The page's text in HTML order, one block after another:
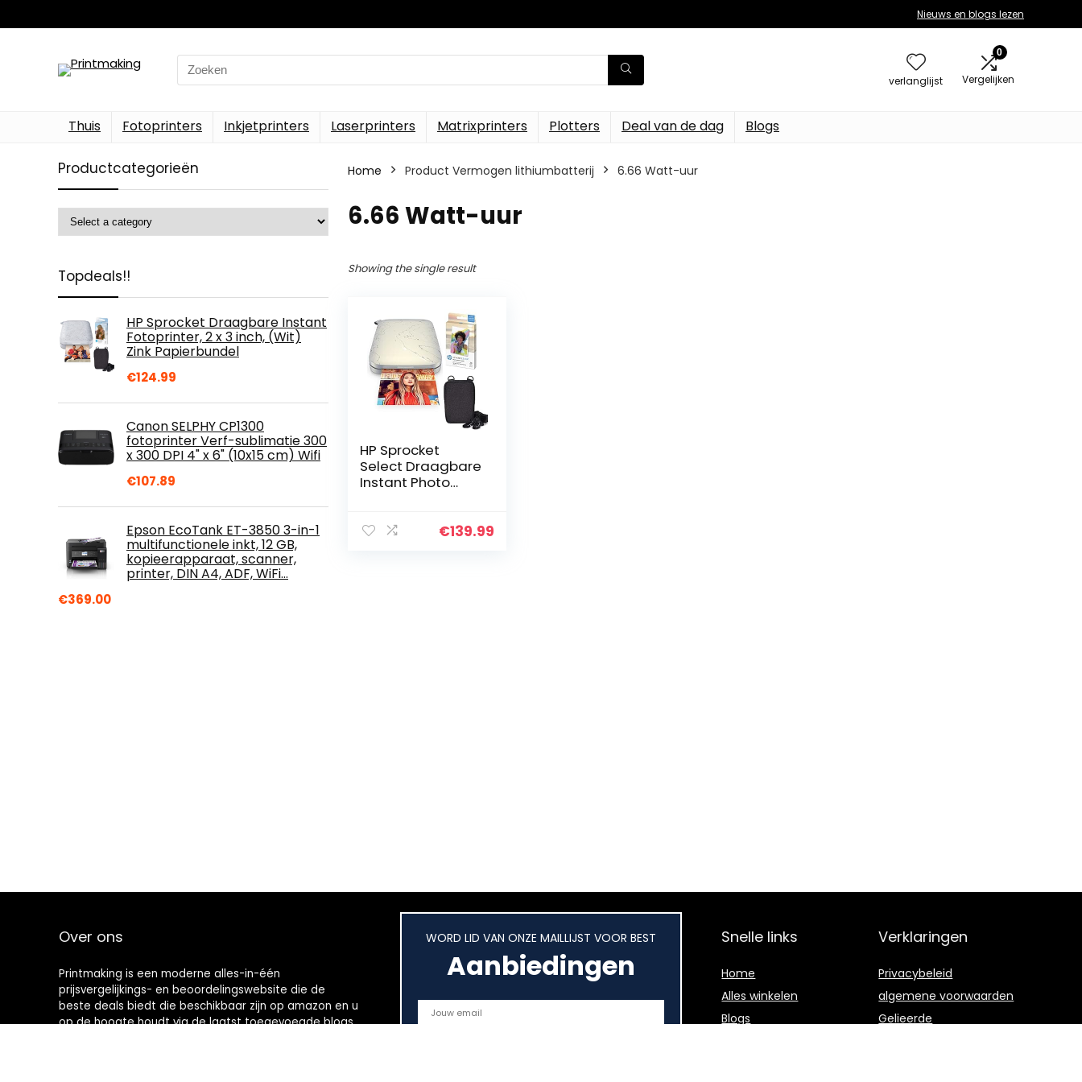
Nieuws en blogs lezen
Search
for:
verlanglijst
0
Vergelijken
Thuis Fotoprinters Inkjetprinters Laserprinters Matrixprinters Plotters Deal van de dag Blogs
Productcategorieën
Topdeals!!
HP Sprocket Draagbare Instant
Fotoprinter, 2 x 3 inch, (Wit)
Zink Papierbundel
€124.99
Canon SELPHY CP1300
fotoprinter Verf-sublimatie 300
x 300 DPI 4" x 6" (10x15 cm) Wifi
€107.89
Epson EcoTank ET-3850 3-in-1
multifunctionele inkt, 12 GB,
kopieerapparaat, scanner,
printer, DIN A4, ADF, WiFi…
€369.00
Home Product Vermogen lithiumbatterij ‎6.66 Watt-uur
‎6.66 Watt-uur
Showing the single result
HP Sprocket
Select Draagbare
Instant Photo
apparaten
€139.99
Over ons
Printmaking is een moderne alles-in-één
prijsvergelijkings- en beoordelingswebsite die de
beste deals biedt die beschikbaar zijn op amazon en u
op de hoogte houdt via de laatst toegevoegde blogs.
WORD LID VAN ONZE MAILLIJST VOOR BEST
Aanbiedingen
Snelle links
Home
Alles winkelen
Blogs
Verklaringen
Privacybeleid
algemene voorwaarden
Gelieerde